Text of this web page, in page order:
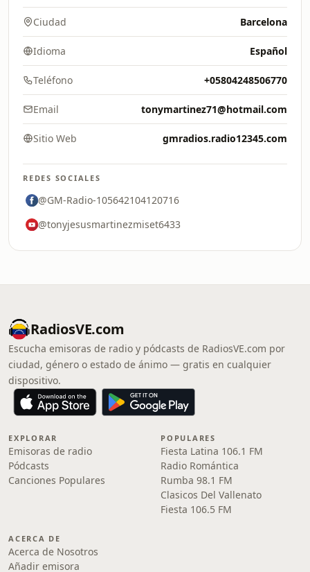
Ciudad Barcelona
Idioma Español
Teléfono +05804248506770
Email tonymartinez71@hotmail.com
Sitio Web gmradios.radio12345.com
REDES SOCIALES
@GM-Radio-105642104120716
@tonyjesusmartinezmiset6433
RadiosVE.com
Escucha emisoras de radio y pódcasts de RadiosVE.com por
ciudad, género o estado de ánimo — gratis en cualquier
dispositivo.
EXPLORAR
Emisoras de radio
Pódcasts
Canciones Populares
POPULARES
Fiesta Latina 106.1 FM
Radio Romántica
Rumba 98.1 FM
Clasicos Del Vallenato
Fiesta 106.5 FM
ACERCA DE
Acerca de Nosotros
Añadir emisora